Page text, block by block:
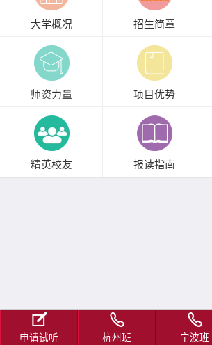
大学概况 招生简章
师资力量 项目优势
精英校友 报读指南
申请试听 杭州班 宁波班